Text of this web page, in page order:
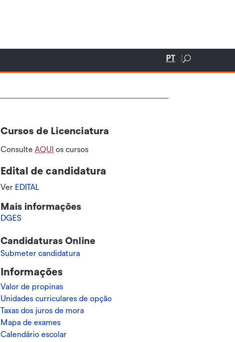
PT
Cursos de Licenciatura
ConsulteAQUI os cursos
Edital de candidatura
Ver EDITAL
Mais informações
DGES
Candidaturas Online
Submeter candidatura
Informações
Valor de propinas
Unidades curriculares de opção
Taxas dos juros de mora
Mapa de exames
Calendário escolar